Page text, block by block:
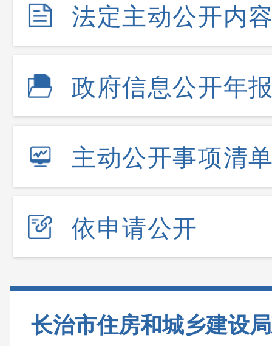
法定主动公开内
政府信息公开年
主动公开事项清
依申请公开
长治市住房和城乡建设